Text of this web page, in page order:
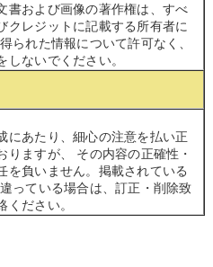
書および画像の著作権は、すべ
クレジットに記載する所有者に
られた情報について許可なく、
しないでください。
にあたり、細心の注意を払い正
りますが、 その内容の正確性・
を負いません。掲載されている
っている場合は、訂正・削除致
ください。